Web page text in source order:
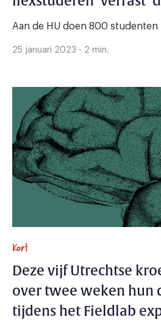
Aan de HU doen 800 studenten
25 januari 2023 - 2 min.
Kort
Deze vijf Utrechtse
over twee weken hun
tijdens het Fieldlab